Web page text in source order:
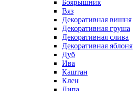
Боярышник
Вяз
Декоративная вишня
Декоративная груша
Декоративная слива
Декоративная яблоня
Дуб
Ива
Каштан
Клен
Липа